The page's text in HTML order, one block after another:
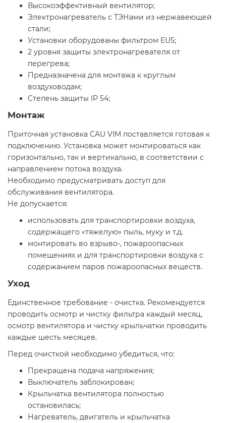
Высокоэффективный вентилятор;
Электронагреватель с ТЭНами из нержавеющей
стали;
Установки оборудованы фильтром EU5;
2 уровня защиты электронагревателя от
перегрева;
Предназначена для монтажа к круглым
воздуховодам;
Степень защиты IP 54;
Монтаж
Приточная установка CAU VIM поставляется готовая к
подключению. Установка может монтироваться как
горизонтально, так и вертикально, в соответствии с
направлением потока воздуха.
Необходимо предусматривать доступ для
обслуживания вентилятора.
Не допускается:
использовать для транспортировки воздуха,
содержащего «тяжелую» пыль, муку и т.д.
монтировать во взрыво-, пожароопасных
помещениях и для транспортировки воздуха с
содержанием паров пожароопасных веществ.
Уход
Единственное требование - очистка. Рекомендуется
проводить осмотр и чистку фильтра каждый месяц,
осмотр вентилятора и чистку крыльчатки проводить
каждые шесть месяцев.
Перед очисткой необходимо убедиться, что:
Прекращена подача напряжения;
Выключатель заблокирован;
Крыльчатка вентилятора полностью
остановилась;
Нагреватель, двигатель и крыльчатка